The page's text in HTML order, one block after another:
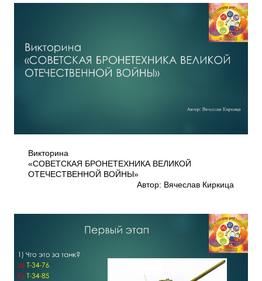
Викторина
«СОВЕТСКАЯ БРОНЕТЕХНИКА ВЕЛИКОЙ
ОТЕЧЕСТВЕННОЙ ВОЙНЫ»
Автор: Вячеслав Киркица